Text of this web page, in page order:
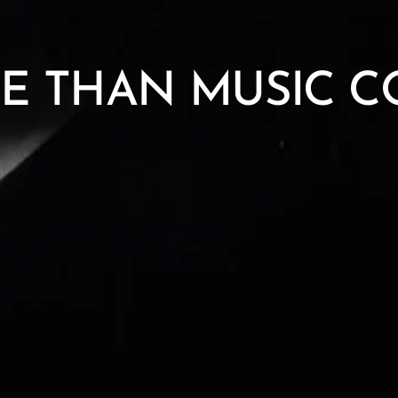
THAN MUSIC